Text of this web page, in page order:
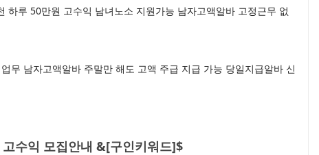
루 50만원 고수익 남녀노소 지원가능 남자고액알바 고정근무 없
무 남자고액알바 주말만 해도 고액 주급 지급 가능 당일지급알바 신
수익 모집안내 &[구인키워드]$